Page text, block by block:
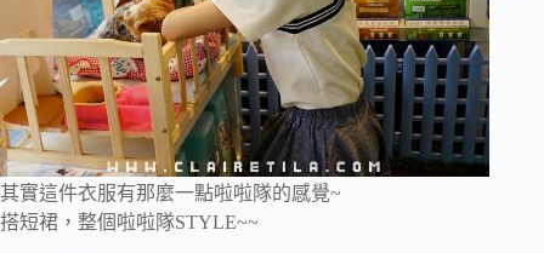
其實這件衣服有那麼一點啦啦隊的感覺~
搭短裙，整個啦啦隊STYLE~~